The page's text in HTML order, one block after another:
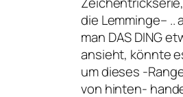
die Lemminge– ..
man DAS DING
ansieht, könnte
um dieses -
von hinten-